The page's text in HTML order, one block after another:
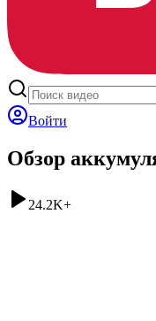
Войти
Обзор
24.2K+